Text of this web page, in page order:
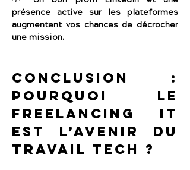
présence active sur les plateformes
augmentent vos chances de décrocher
une mission.
Conclusion :
Pourquoi le
freelancing IT
est l’avenir du
travail tech ?